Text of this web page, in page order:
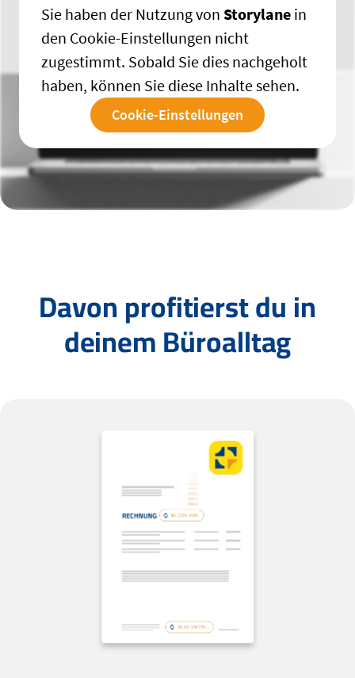
Vorschau ansehen
Sie haben der Nutzung von Storylane in
den Cookie-Einstellungen nicht
zugestimmt. Sobald Sie dies nachgeholt
haben, können Sie diese Inhalte sehen.
Cookie-Einstellungen
Davon profitierst du in
deinem Büroalltag